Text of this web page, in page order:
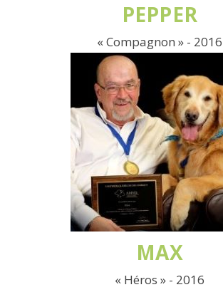
PEPPER
« Compagnon » - 2016
MAX
« Héros » - 2016